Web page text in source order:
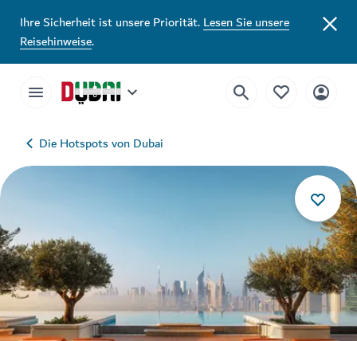
Ihre Sicherheit ist unsere Priorität.Lesen Sie unsere
Reisehinweise.
Die Hotspots von Dubai